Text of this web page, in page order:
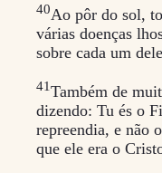
40Ao pôr do sol,
várias doenças
sobre cada um
41Também de
dizendo: Tu és o
repreendia, e não
que ele era o